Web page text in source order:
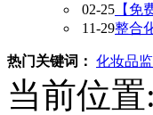
02-25 【免
11-29整合
热门关键词： 化妆品
当前位置: